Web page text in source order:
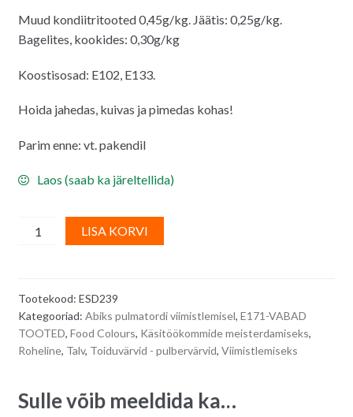
Muud kondiitritooted 0,45g/kg. Jäätis: 0,25g/kg.
Bagelites, kookides: 0,30g/kg
Koostisosad: E102, E133.
Hoida jahedas, kuivas ja pimedas kohas!
Parim enne: vt. pakendil
Laos (saab ka järeltellida)
Pistaatsia
PISTACHIO
GREEN
8
LISA KORVI
a
Tootekood: ESD239
Kategooriad: Abiks pulmatordi viimistlemisel, E171-VABAD
TOOTED, Food Colours, Käsitöökommide meisterdamiseks,
Roheline, Talv, Toiduvärvid - pulbervärvid, Viimistlemiseks
Sulle võib meeldida ka…